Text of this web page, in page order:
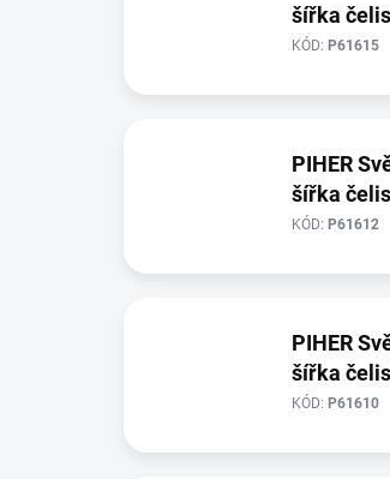
šířka
KÓD: P61615
PIHER
šířka
KÓD: P61612
PIHER
šířka
KÓD: P61610